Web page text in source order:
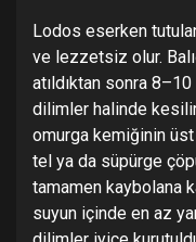
Lodos eserken
ve lezzetsiz olur.
atıldıktan sonra
dilimler halinde
omurga kemiğinin üst
tel ya da süpürge
tamamen kaybolana
suyun içinde en az